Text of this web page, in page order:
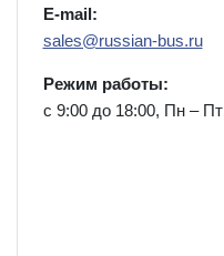
E-mail:
sales@russian-bus.ru
Режим работы:
с 9:00 до 18:00, Пн – Пт